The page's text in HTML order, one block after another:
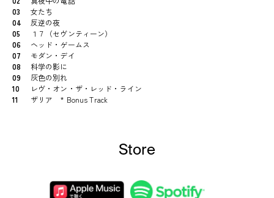
03
女たち
04
反逆の夜
05
１７（セヴンティーン）
06
ヘッド・ゲームス
07
モダン・デイ
08
科学の影に
09
灰色の別れ
10
レヴ・オン・ザ・レッド・ライン
11
ザリア * Bonus Track
Store